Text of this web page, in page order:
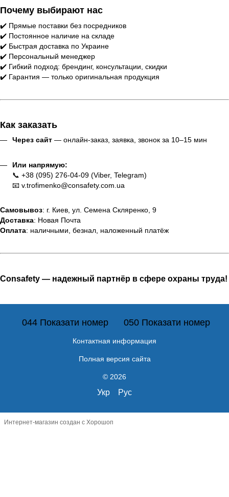
Почему выбирают нас
✔️ Прямые поставки без посредников
✔️ Постоянное наличие на складе
✔️ Быстрая доставка по Украине
✔️ Персональный менеджер
✔️ Гибкий подход: брендинг, консультации, скидки
✔️ Гарантия — только оригинальная продукция
Как заказать
Через сайт — онлайн-заказ, заявка, звонок за 10–15 мин
Или напрямую:
📞 +38 (095) 276-04-09 (Viber, Telegram)
📧 v.trofimenko@consafety.com.ua
Самовывоз: г. Киев, ул. Семена Скляренко, 9
Доставка: Новая Почта
Оплата: наличными, безнал, наложенный платёж
Consafety — надежный партнёр в сфере охраны труда!
044 Показати номер 050 Показати номер
Контактная информация
Полная версия сайта
© 2026
Укр Рус
Интернет-магазин создан с Хорошоп